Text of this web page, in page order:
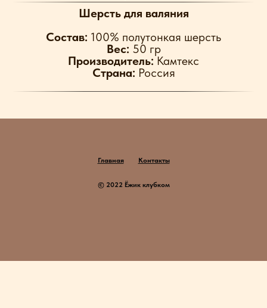
Шерсть для валяния
Cостав: 100% полутонкая шерсть
Вес: 50 гр
Производитель:Камтекс
Страна: Россия
Главная Контакты
© 2022 Ёжик клубком